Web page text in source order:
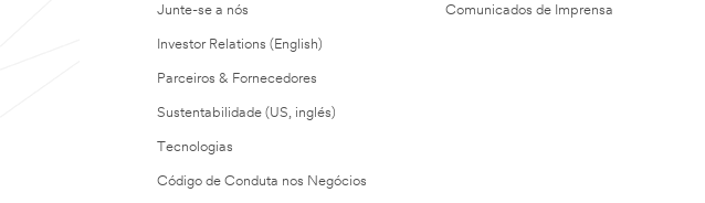
Junte-se a nós
Investor Relations (English)
Parceiros & Fornecedores
Sustentabilidade (US, inglés)
Tecnologias
Código de Conduta nos Negócios
Comunicados de Imprensa